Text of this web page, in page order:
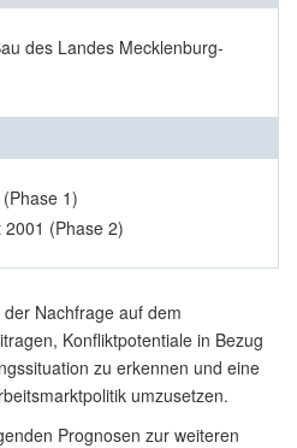
des Landes Mecklenburg-
1)
(Phase 2)
Nachfrage auf dem
Konfliktpotentiale in Bezug
zu erkennen und eine
umzusetzen.
Prognosen zur weiteren